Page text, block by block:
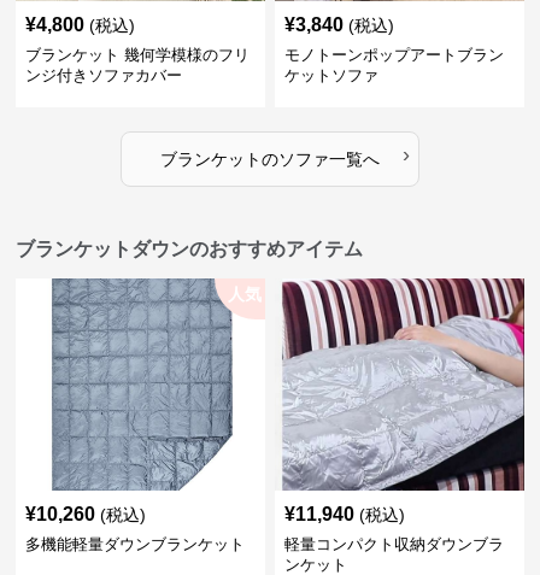
¥4,800 (税込)
ブランケット 幾何学模様のフリ
ンジ付きソファカバー
¥3,840 (税込)
モノトーンポップアートブラン
ケットソファ
ブランケットのソファ一覧へ ›
ブランケットダウンのおすすめアイテム
人気
¥10,260 (税込)
多機能軽量ダウンブランケット
¥11,940 (税込)
軽量コンパクト収納ダウンブラ
ンケット